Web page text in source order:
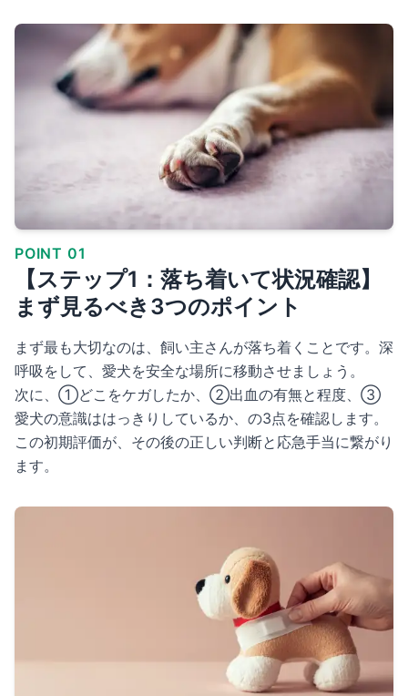
POINT 01
【ステップ1：落ち着いて状況確認】
まず見るべき3つのポイント
まず最も大切なのは、飼い主さんが落ち着くことです。深
呼吸をして、愛犬を安全な場所に移動させましょう。
次に、①どこをケガしたか、②出血の有無と程度、③
愛犬の意識ははっきりしているか、の3点を確認します。
この初期評価が、その後の正しい判断と応急手当に繋がり
ます。